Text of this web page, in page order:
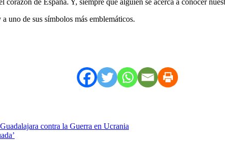
uno de sus símbolos más emblemáticos.
contra la Guerra en Ucrania